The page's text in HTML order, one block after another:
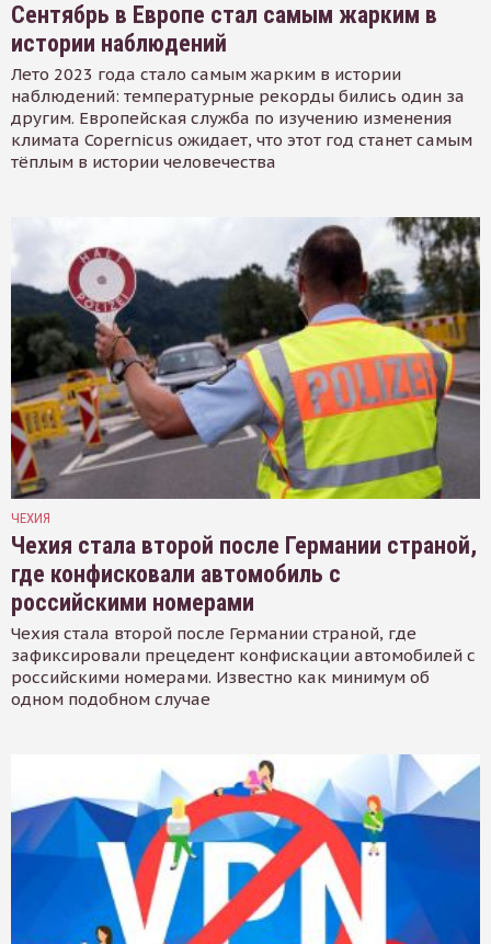
Сентябрь в Европе стал самым жарким в
истории наблюдений
Лето 2023 года стало самым жарким в истории
наблюдений: температурные рекорды бились один за
другим. Европейская служба по изучению изменения
климата Copernicus ожидает, что этот год станет самым
тёплым в истории человечества
ЧЕХИЯ
Чехия стала второй после Германии страной,
где конфисковали автомобиль с
российскими номерами
Чехия стала второй после Германии страной, где
зафиксировали прецедент конфискации автомобилей с
российскими номерами. Известно как минимум об
одном подобном случае